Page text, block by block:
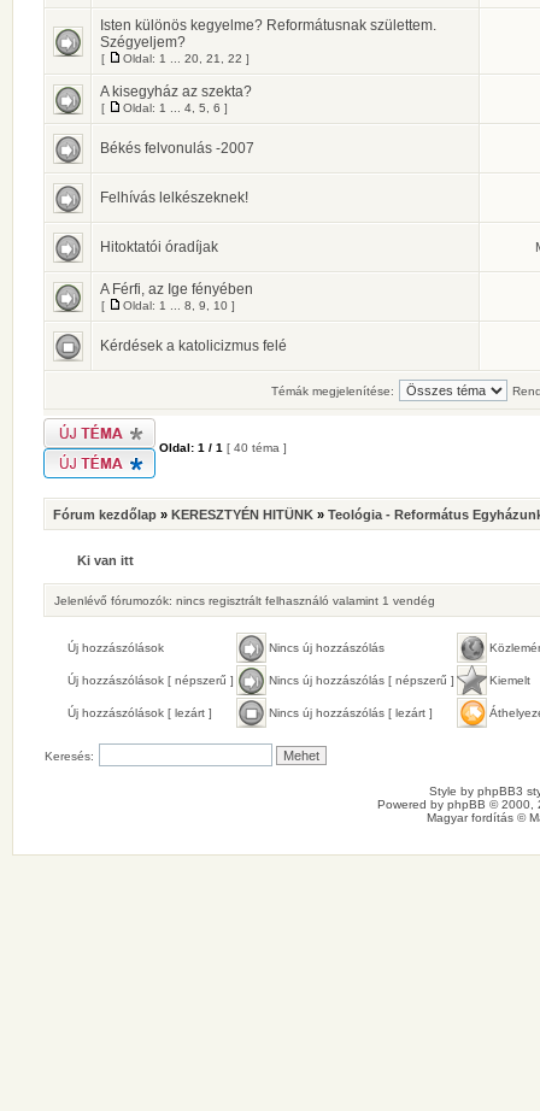
Isten különös kegyelme? Reformátusnak születtem.
Szégyeljem?
[ Oldal: 1 20 21 22 ]
A kisegyház az szekta?
[ Oldal: 1 4 5 6 ]
Békés felvonulás -2007
Felhívás lelkészeknek!
Hitoktatói óradíjak
A Férfi, az Ige fényében
[ Oldal: 1 8 9 10 ]
Kérdések a katolicizmus felé
Témák megjelenítése:
Oldal: 1 / 1 [ 40 téma ]
Fórum kezdőlap » KERESZTYÉN HITÜNK » Teológia - Református
Ki van itt
Jelenlévő fórumozók: nincs regisztrált felhasználó valamint 1 vendég
Új hozzászólások Nincs új hozzászólás
Új hozzászólások [ népszerű ] Nincs új hozzászólás [ népszerű ] Kiemelt
Új hozzászólások [ lezárt ] Nincs új hozzászólás [ lezárt ]
Keresés:
Style by phpBB3
Powered by phpBB © 2000,
Magyar fordítás ©